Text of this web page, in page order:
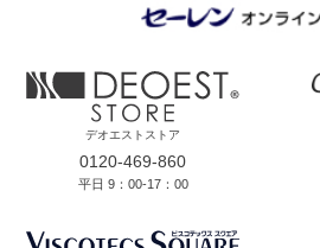
デオエストストア
0120-469-860
平日 9：00-17：00